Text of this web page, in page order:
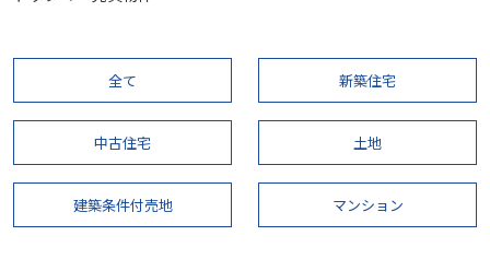
全て 新築住宅
中古住宅 土地
建築条件付売地 マンション